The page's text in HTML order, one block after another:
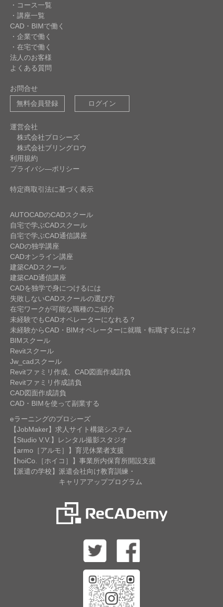
・コース一覧
・講座一覧
CAD・BIMで働く
・企業で働く
・在宅で働く
法人のお客様
よくある質問
お問合せ
無料会員登録
ログイン
運営会社
株式会社プロシーズ
株式会社ブリングロウ
利用規約
プライバシ―ポリシー
特定商取引法に基づく表示
AUTOCADのCADスクール
自宅で学ぶCADスクール
自宅で学ぶCAD通信講座
CADの独学講座
CADオンライン講座
建築CADスクール
建築CAD通信講座
CADを独学で身につけるには
失敗しないCADスクールの選び方
在宅ワークが可能な職種のご紹介
未経験でもCADオペレーターになれる？
未経験からCAD・BIMオペレーターに就職・転職するには？
BIMスクール
Revitスクール
Jw_cadスクール
Revitファミリ作成、CAD図面作成請負
Revitファミリ作成請負
CAD図面作成請負
CAD・BIMを使って副業する
eラーニングのプロシーズ
【JobMaker】求人サイト構築システム
【Studio V.V.】レンタル撮影スタジオ
【armo［アルモ］】育児休業者支援
【hoiCo.［ホイコ］】事業所内保育所開設支援
【派遣の学校】派遣会社向け教育訓練・
キャリアアッププログラム